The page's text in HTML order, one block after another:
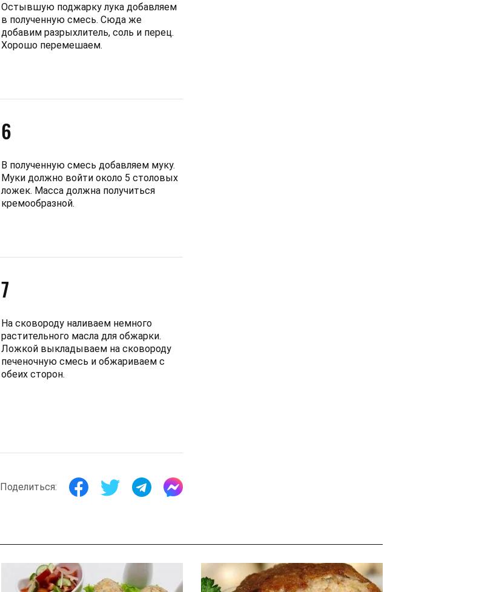
Остывшую поджарку лука добавляем
в полученную смесь. Сюда же
добавим разрыхлитель, соль и перец.
Хорошо перемешаем.
6
В полученную смесь добавляем муку.
Муки должно войти около 5 столовых
ложек. Масса должна получиться
кремообразной.
7
На сковороду наливаем немного
растительного масла для обжарки.
Ложкой выкладываем на сковороду
печеночную смесь и обжариваем с
обеих сторон.
Поделиться: